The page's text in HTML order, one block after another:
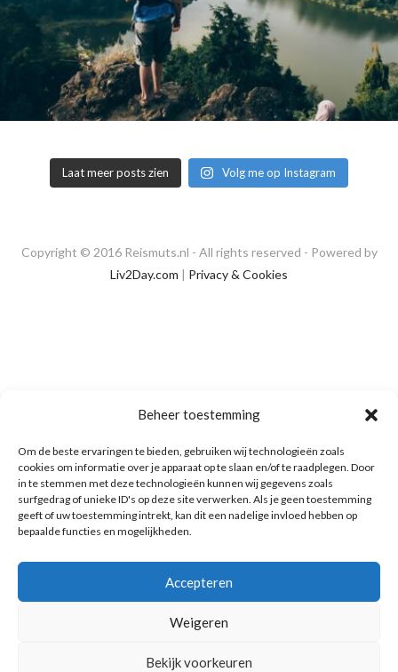
Beheer toestemming
Om de beste ervaringen te bieden, gebruiken wij technologieën zoals
cookies om informatie over je apparaat op te slaan en/of te raadplegen. Door
in te stemmen met deze technologieën kunnen wij gegevens zoals
surfgedrag of unieke ID's op deze site verwerken. Als je geen toestemming
geeft of uw toestemming intrekt, kan dit een nadelige invloed hebben op
bepaalde functies en mogelijkheden.
Accepteren
Weigeren
Bekijk voorkeuren
Laat meer posts zien Volg me op Instagram
Copyright © 2016 Reismuts.nl - All rights reserved - Powered by
Liv2Day.com
Privacy & Cookies